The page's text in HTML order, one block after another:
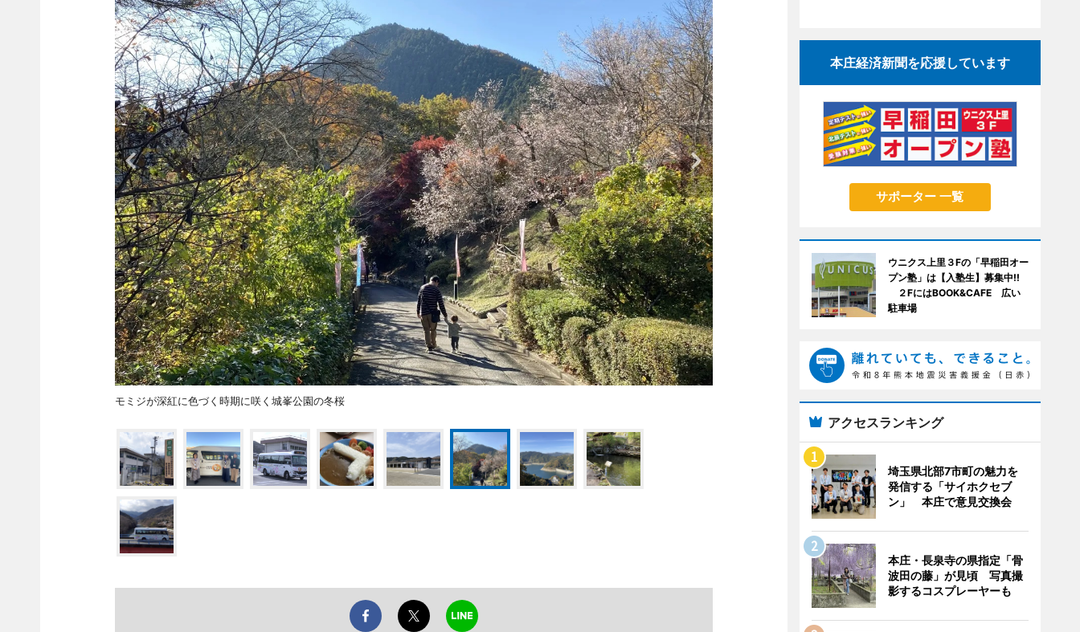
モミジが深紅に色づく時期に咲く城峯公園の冬桜
本庄経済新聞を応援しています
サポーター 一覧
ウニクス上里３Fの「早稲田オー
プン塾」は【入塾生】募集中!!
２FにはBOOK&CAFE 広い
駐車場
アクセスランキング
埼玉県北部7市町の魅力を
発信する「サイホクセブ
ン」 本庄で意見交換会
本庄・長泉寺の県指定「骨
波田の藤」が見頃 写真撮
影するコスプレーヤーも